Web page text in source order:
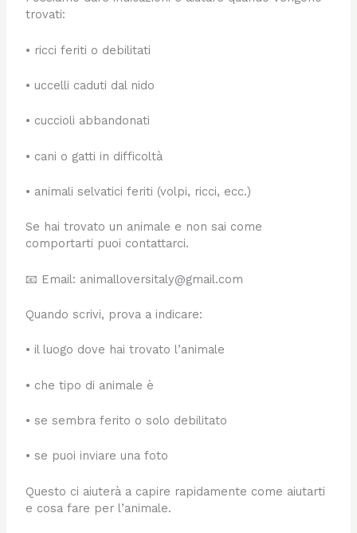
trovati:
• ricci feriti o debilitati
• uccelli caduti dal nido
• cuccioli abbandonati
• cani o gatti in difficoltà
• animali selvatici feriti (volpi, ricci, ecc.)
Se hai trovato un animale e non sai come
comportarti puoi contattarci.
📧 Email: animalloversitaly@gmail.com
Quando scrivi, prova a indicare:
• il luogo dove hai trovato l’animale
• che tipo di animale è
• se sembra ferito o solo debilitato
• se puoi inviare una foto
Questo ci aiuterà a capire rapidamente come aiutarti
e cosa fare per l’animale.